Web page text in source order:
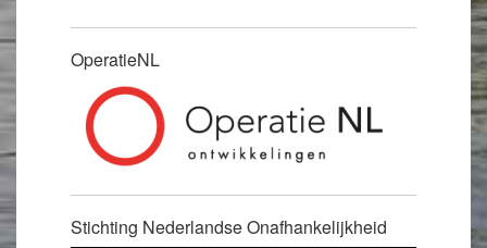
OperatieNL
Stichting Nederlandse Onafhankelijkheid